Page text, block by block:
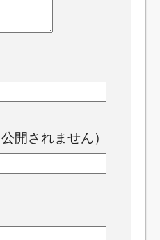
開されません）